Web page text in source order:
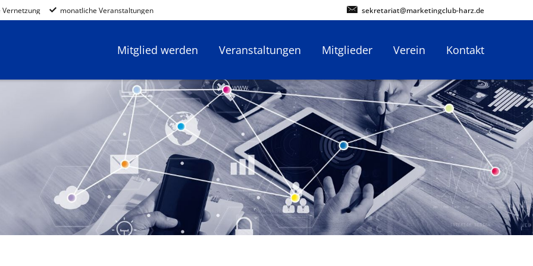
Vernetzung monatliche Veranstaltungen sekretariat@marketingclub-harz.de
Mitglied werden Veranstaltungen Mitglieder Verein Kontakt